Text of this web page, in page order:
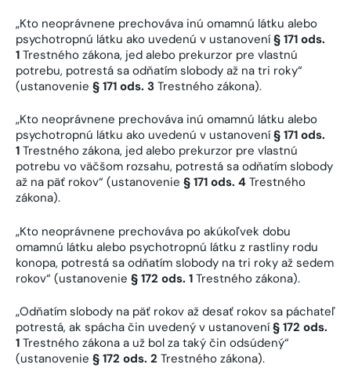
„Kto neoprávnene prechováva inú omamnú látku alebo
psychotropnú látku ako uvedenú v ustanovení§ 171 ods.
1 Trestného zákona, jed alebo prekurzor pre vlastnú
potrebu, potrestá sa odňatím slobody až na tri roky“
(ustanovenie § 171 ods. 3 Trestného zákona).
„Kto neoprávnene prechováva inú omamnú látku alebo
psychotropnú látku ako uvedenú v ustanovení§ 171 ods.
1 Trestného zákona, jed alebo prekurzor pre vlastnú
potrebu vo väčšom rozsahu, potrestá sa odňatím slobody
až na päť rokov“ (ustanovenie § 171 ods. 4 Trestného
zákona).
„Kto neoprávnene prechováva po akúkoľvek dobu
omamnú látku alebo psychotropnú látku z rastliny rodu
konopa, potrestá sa odňatím slobody na tri roky až sedem
rokov“ (ustanovenie § 172 ods. 1 Trestného zákona).
„Odňatím slobody na päť rokov až desať rokov sa páchateľ
potrestá, ak spácha čin uvedený v ustanovení§ 172 ods.
1 Trestného zákona a už bol za taký čin odsúdený“
(ustanovenie § 172 ods. 2 Trestného zákona).